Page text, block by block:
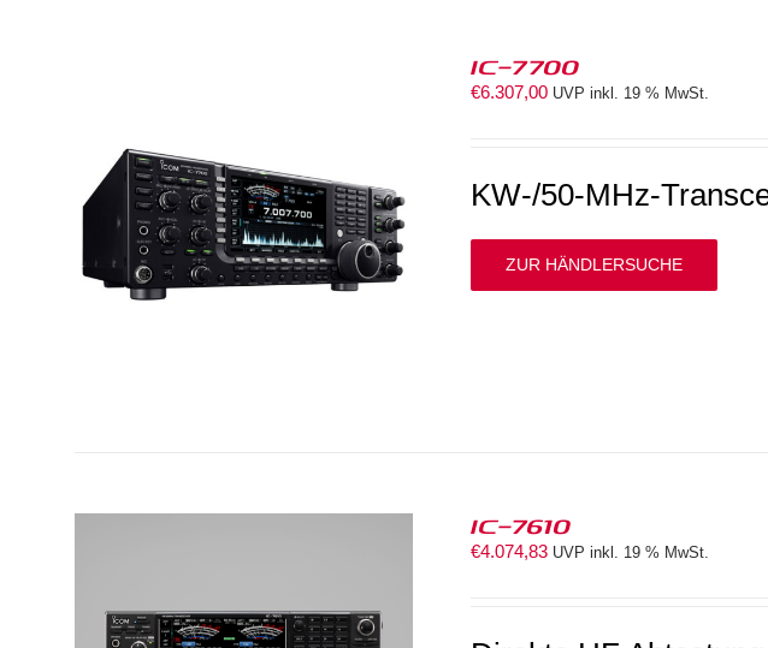
IC-7700
€6.307,00 UVP inkl. 19 % MwSt.
KW-/50-MHz-
ZUR HÄNDLERSUCHE
IC-7610
€4.074,83 UVP inkl. 19 % MwSt.